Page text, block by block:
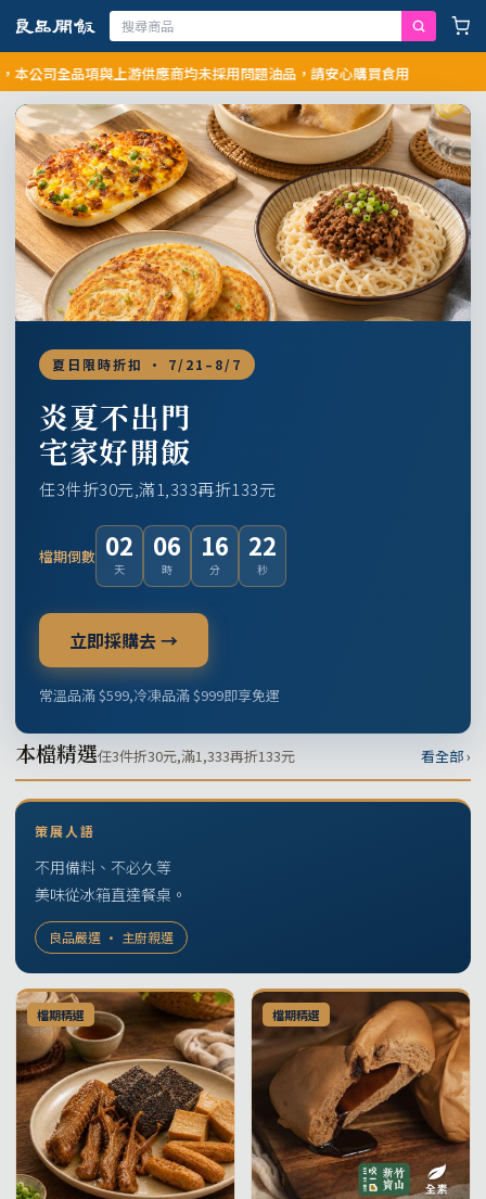
全品項與上游供應商均未採用問題油品，請安心購買食用
夏日限時折扣 · 7/21–8/7
炎夏不出門
宅家好開飯
任3件折30元,滿1,333再折133元
檔期倒數 02
天
06
時
16
分
21
秒
立即採購去 →
常溫品滿 $599,冷凍品滿 $999即享免運
本檔精選任3件折30元,滿1,333再折133元 看全部 ›
策展人語
不用備料、不必久等
美味從冰箱直達餐桌。
良品嚴選 · 主廚親選
檔期精選 檔期精選